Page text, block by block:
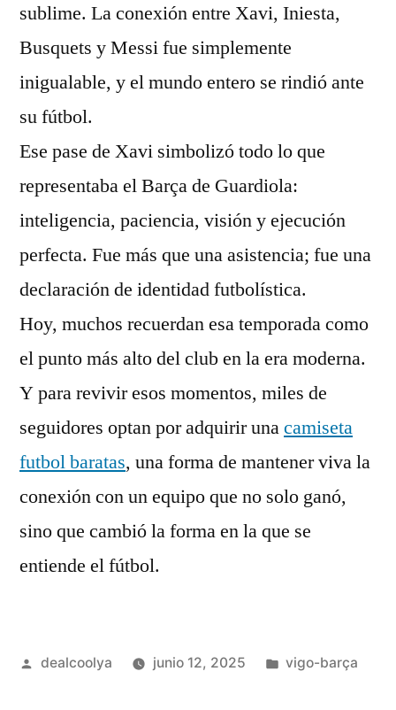
sublime. La conexión entre Xavi, Iniesta,
Busquets y Messi fue simplemente
inigualable, y el mundo entero se rindió ante
su fútbol.
Ese pase de Xavi simbolizó todo lo que
representaba el Barça de Guardiola:
inteligencia, paciencia, visión y ejecución
perfecta. Fue más que una asistencia; fue una
declaración de identidad futbolística.
Hoy, muchos recuerdan esa temporada como
el punto más alto del club en la era moderna.
Y para revivir esos momentos, miles de
seguidores optan por adquirir unacamiseta
futbol baratas, una forma de mantener viva la
conexión con un equipo que no solo ganó,
sino que cambió la forma en la que se
entiende el fútbol.
Publicado
dealcoolya junio 12, 2025
Publicado
vigo-barça